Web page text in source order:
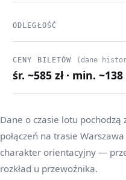
ODLEGŁOŚĆ
CENY BILETÓW (dane
śr. ~585 zł · min. ~138
Dane o czasie lotu pochodzą
połączeń na trasie
charakter orientacyjny —
rozkład u przewoźnika.